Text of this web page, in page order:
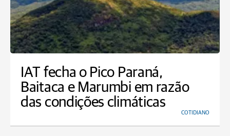
IAT fecha o Pico Paraná,
Baitaca e Marumbi em razão
das condições climáticas
COTIDIANO